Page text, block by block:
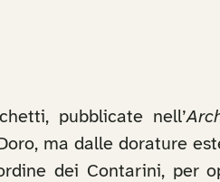
pubblicate nell’
ma dalle dorature
dei Contarini, per